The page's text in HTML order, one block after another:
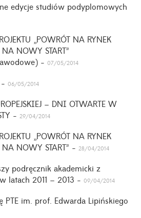
edycje studiów podyplomowych
„POWRÓT NA RYNEK
NOWY START”
-07/05/2014
-06/05/2014
– DNI OTWARTE W
- 29/04/2014
„POWRÓT NA RYNEK
NOWY START” - 28/04/2014
podręcznik akademicki z
latach 2011 – 2013 -09/04/2014
PTE im. prof. Edwarda Lipińskiego